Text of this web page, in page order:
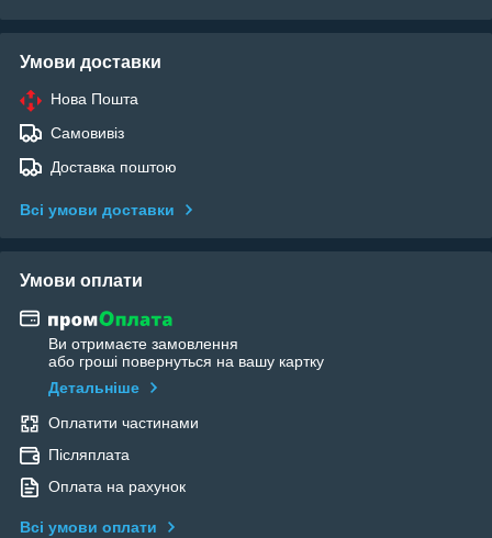
Умови доставки
Нова Пошта
Самовивіз
Доставка поштою
Всі умови доставки
Умови оплати
Ви отримаєте замовлення
або гроші повернуться на вашу картку
Детальніше
Оплатити частинами
Післяплата
Оплата на рахунок
Всі умови оплати